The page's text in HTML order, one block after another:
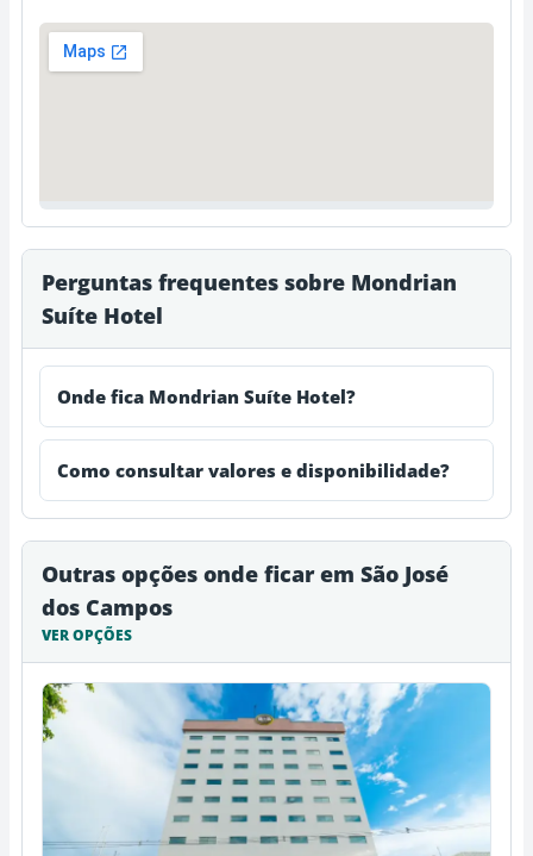
Perguntas frequentes sobre Mondrian
Suíte Hotel
Onde fica Mondrian Suíte Hotel?
Como consultar valores e disponibilidade?
Outras opções onde ficar em São José
dos Campos
VER OPÇÕES